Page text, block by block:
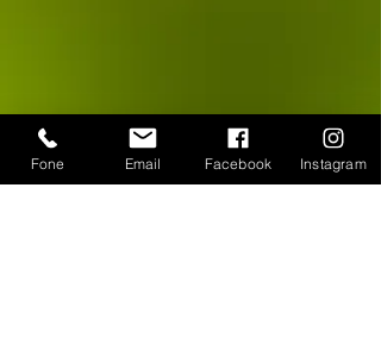
Fone Email Facebook Instagram